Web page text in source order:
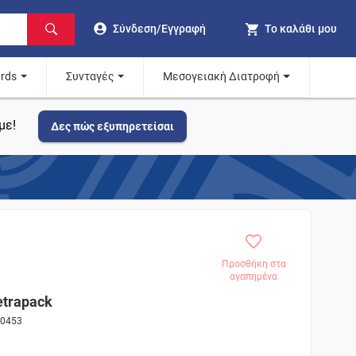
Σύνδεση/Εγγραφή Το καλάθι μου
Συνταγές Μεσογειακή Διατροφή
Δες πώς εξυπηρετείσαι
Προσθήκη στα
αγαπημένα